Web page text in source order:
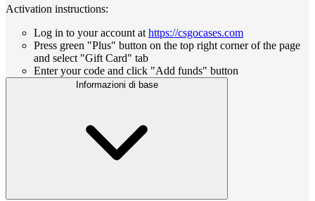
Activation instructions:
Log in to your account at https://csgocases.com
Press green "Plus" button on the top right corner of the page
and select "Gift Card" tab
Enter your code and click "Add funds" button
Informazioni di base